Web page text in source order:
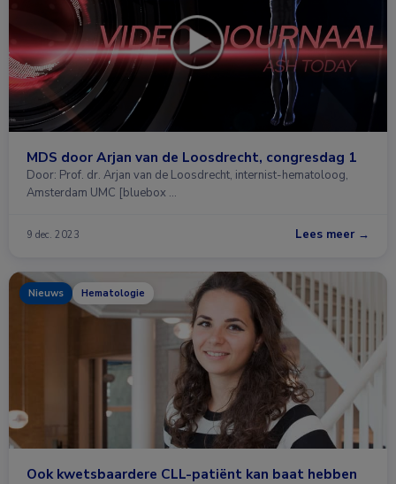
MDS door Arjan van de Loosdrecht, congresdag 1
Door: Prof. dr. Arjan van de Loosdrecht, internist-hematoloog,
Amsterdam UMC [bluebox …
9 dec. 2023 Lees meer →
Nieuws Hematologie
Ook kwetsbaardere CLL-patiënt kan baat hebben